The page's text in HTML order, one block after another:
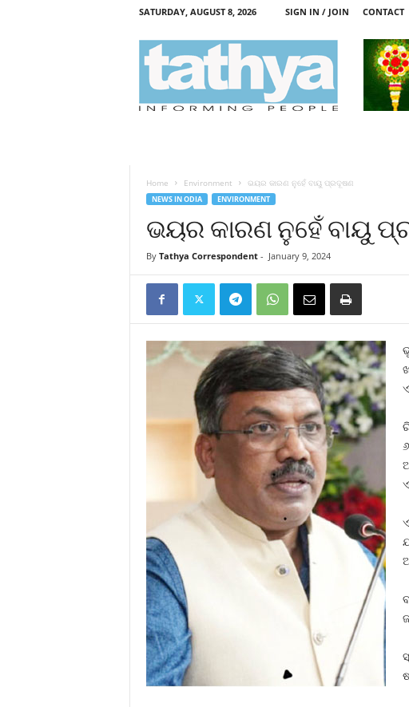
SATURDAY, AUGUST 8, 2026 SIGN IN / JOIN CONTACT
Home Environment ଭୟର କାରଣ ନୁହେଁ ବାୟୁ ପ୍ରଦୂଷଣ
NEWS IN ODIA ENVIRONMENT
ଭୟର କାରଣ ନୁହେଁ ବାୟୁ
By Tathya Correspondent- January 9, 2024